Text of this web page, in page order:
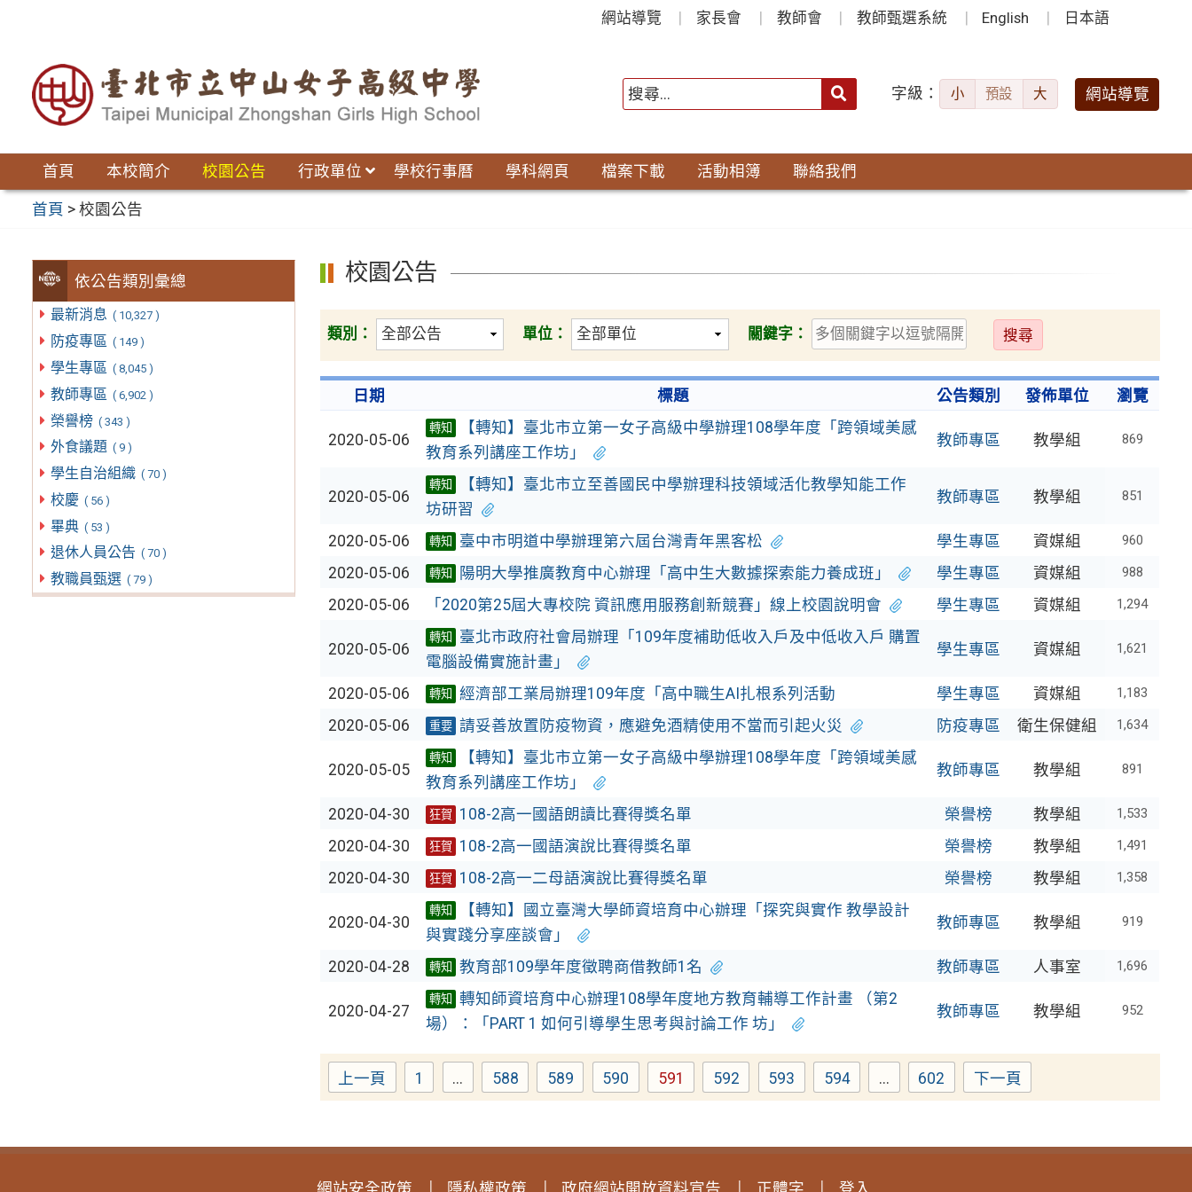
網站導覽 家長會 教師會 教師甄選系統 English 日本語
字級： 小 預設 大 網站導覽
首頁 本校簡介 校園公告 行政單位 學校行事曆 學科網頁 檔案下載 活動相簿 聯絡我們
首頁 >校園公告
依公告類別彙總
最新消息 ( 10,327 )
防疫專區 ( 149 )
學生專區 ( 8,045 )
教師專區 ( 6,902 )
榮譽榜 ( 343 )
外食議題 ( 9 )
學生自治組織 ( 70 )
校慶 ( 56 )
畢典 ( 53 )
退休人員公告 ( 70 )
教職員甄選 ( 79 )
校園公告
類別： 單位： 關鍵字：
送
出
日期 標題 公告類別 發佈單位 瀏覽
2020-05-06
轉知
【轉知】臺北市立第一女子高級中學辦理108學年度「跨領域美感
教育系列講座工作坊」
教師專區 教學組 869
2020-05-06
轉知
【轉知】臺北市立至善國民中學辦理科技領域活化教學知能工作
坊研習
教師專區 教學組 851
2020-05-06 轉知 臺中市明道中學辦理第六屆台灣青年黑客松 學生專區 資媒組 960
2020-05-06 轉知 陽明大學推廣教育中心辦理「高中生大數據探索能力養成班」 學生專區 資媒組 988
2020-05-06 「2020第25屆大專校院 資訊應用服務創新競賽」線上校園說明會 學生專區 資媒組 1,294
2020-05-06
轉知
臺北市政府社會局辦理「109年度補助低收入戶及中低收入戶 購置
電腦設備實施計畫」
學生專區 資媒組 1,621
2020-05-06 轉知 經濟部工業局辦理109年度「高中職生AI扎根系列活動 學生專區 資媒組 1,183
2020-05-06 重要 請妥善放置防疫物資，應避免酒精使用不當而引起火災 防疫專區 衛生保健組 1,634
2020-05-05
轉知
【轉知】臺北市立第一女子高級中學辦理108學年度「跨領域美感
教育系列講座工作坊」
教師專區 教學組 891
2020-04-30 狂賀 108-2高一國語朗讀比賽得獎名單 榮譽榜 教學組 1,533
2020-04-30 狂賀 108-2高一國語演說比賽得獎名單 榮譽榜 教學組 1,491
2020-04-30 狂賀 108-2高一二母語演說比賽得獎名單 榮譽榜 教學組 1,358
2020-04-30
轉知
【轉知】國立臺灣大學師資培育中心辦理「探究與實作 教學設計
與實踐分享座談會」
教師專區 教學組 919
2020-04-28 轉知 教育部109學年度徵聘商借教師1名 教師專區 人事室 1,696
2020-04-27
轉知
轉知師資培育中心辦理108學年度地方教育輔導工作計畫 （第2
場）：「PART 1 如何引導學生思考與討論工作 坊」
教師專區 教學組 952
上一頁 Page
1 ... Page
588 Page
589 Page
590 Page
591 Page
592 Page
593 Page
594 ... Page
602 下一頁